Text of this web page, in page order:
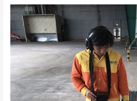
Dò
Tìm
Rò
Rỉ
Nước
Tại
Tiền
Giang
–